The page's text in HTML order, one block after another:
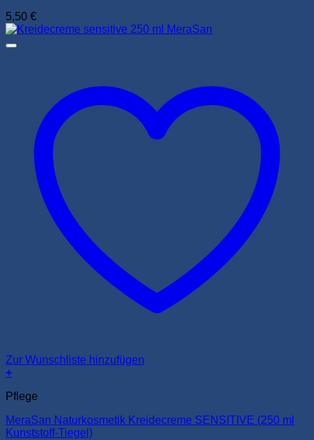
5,50 €
Zur Wunschliste hinzufügen
+
Pflege
MeraSan Naturkosmetik Kreidecreme SENSITIVE (250 ml
Kunststoff-Tiegel)